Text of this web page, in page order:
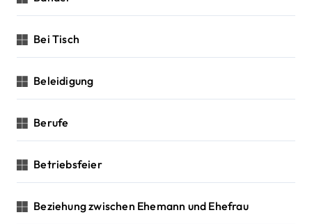
Bei Tisch
Beleidigung
Berufe
Betriebsfeier
Beziehung zwischen Ehemann und Ehefrau